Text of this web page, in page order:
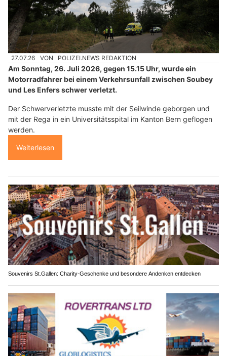
27.07.26 VON POLIZEI.NEWS REDAKTION
Am Sonntag, 26. Juli 2026, gegen 15.15 Uhr, wurde ein
Motorradfahrer bei einem Verkehrsunfall zwischen Soubey
und Les Enfers schwer verletzt.
Der Schwerverletzte musste mit der Seilwinde geborgen und
mit der Rega in ein Universitätsspital im Kanton Bern geflogen
werden.
Weiterlesen
Souvenirs St.Gallen: Charity-Geschenke und besondere Andenken entdecken